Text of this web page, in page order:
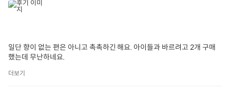
일단 향이 없는 편은 아니고 촉촉하긴 해요. 아이들과 바르려고 2개 구매
했는데 무난하네요.
더보기